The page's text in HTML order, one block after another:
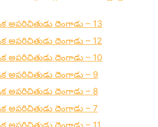
దెంగాడు – 13
దెంగాడు – 12
దెంగాడు – 10
దెంగాడు – 9
దెంగాడు – 8
దెంగాడు – 7
దెంగాడు – 11